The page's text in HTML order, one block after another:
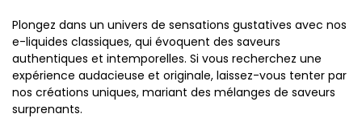
Plongez dans un univers de sensations gustatives avec nos
e-liquides classiques, qui évoquent des saveurs
authentiques et intemporelles. Si vous recherchez une
expérience audacieuse et originale, laissez-vous tenter par
nos créations uniques, mariant des mélanges de saveurs
surprenants.